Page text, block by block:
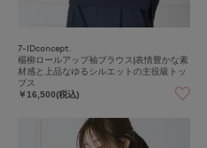
7-IDconcept.
楊柳ロールアップ袖ブラウス|表情豊かな素
材感と上品なゆるシルエットの主役級トッ
プス
￥16,500(税込)